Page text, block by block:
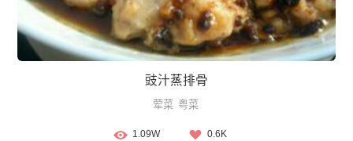
豉汁蒸排骨
荤菜 粤菜
1.09W 0.6K